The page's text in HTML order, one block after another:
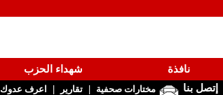
نافذة شهداء الحزب
إتصل بنا مختارات صحفية | تقارير | اعرف عدوك